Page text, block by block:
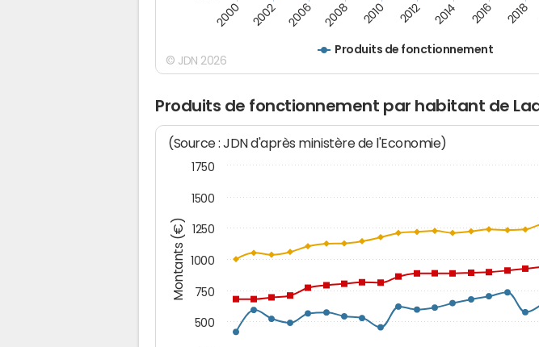
Produits de fonctionnement
2000 2002 2006 2008 2010 2012 2014 2016 2018
© JDN 2026
Produits de fonctionnement par habitant de
Montants (€)
(Source : JDN d'après ministère de l'Economie)
500
750
1000
1250
1500
1750